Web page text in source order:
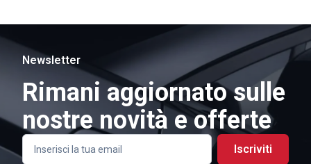
Newsletter
Rimani aggiornato sulle
nostre novità e offerte
Iscriviti